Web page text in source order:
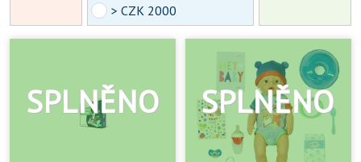
> CZK 2000